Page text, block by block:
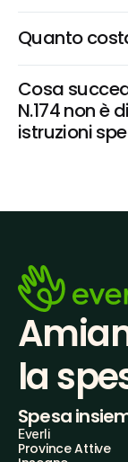
Quanto
Cosa
N.174 non è
istruzioni
la
Spesa
Everli
Province Attive